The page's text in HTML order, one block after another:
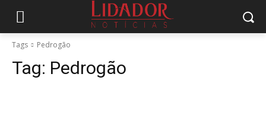
Tags Pedrogão
Tag: Pedrogão